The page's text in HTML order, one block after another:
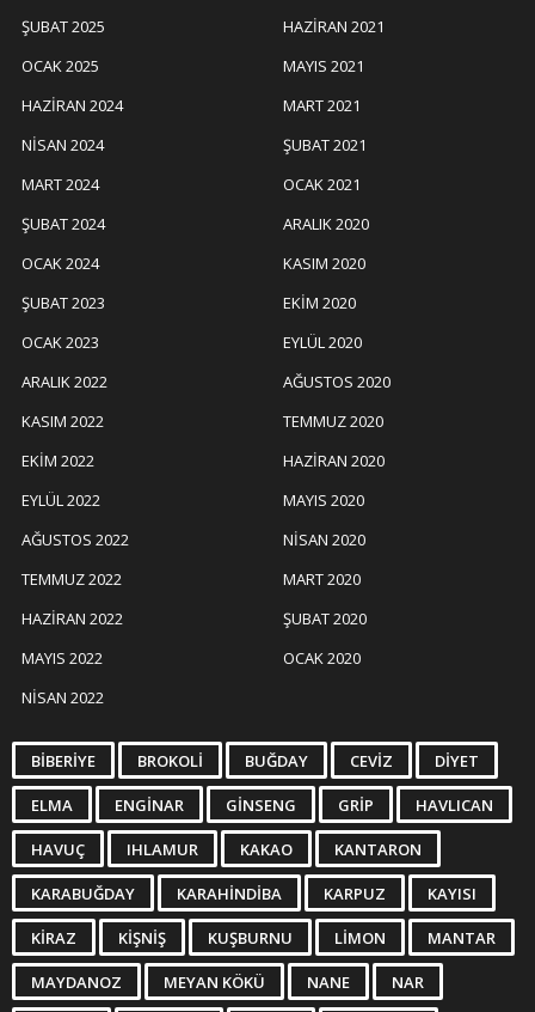
ŞUBAT 2025
OCAK 2025
HAZIRAN 2024
NISAN 2024
MART 2024
ŞUBAT 2024
OCAK 2024
ŞUBAT 2023
OCAK 2023
ARALIK 2022
KASIM 2022
EKIM 2022
EYLÜL 2022
AĞUSTOS 2022
TEMMUZ 2022
HAZIRAN 2022
MAYIS 2022
NISAN 2022
HAZIRAN 2021
MAYIS 2021
MART 2021
ŞUBAT 2021
OCAK 2021
ARALIK 2020
KASIM 2020
EKIM 2020
EYLÜL 2020
AĞUSTOS 2020
TEMMUZ 2020
HAZIRAN 2020
MAYIS 2020
NISAN 2020
MART 2020
ŞUBAT 2020
OCAK 2020
BIBERIYE BROKOLI BUĞDAY CEVIZ DIYET
ELMA ENGINAR GINSENG GRIP HAVLICAN
HAVUÇ IHLAMUR KAKAO KANTARON
KARABUĞDAY KARAHINDIBA KARPUZ KAYISI
KIRAZ KIŞNIŞ KUŞBURNU LIMON MANTAR
MAYDANOZ MEYAN KÖKÜ NANE NAR